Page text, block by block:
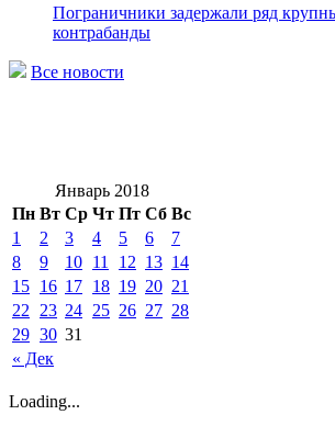
Пограничники задержали ряд
контрабанды
Все новости
Январь 2018
Пн Вт Ср Чт Пт Сб Вс
« Дек
1 2 3 4 5 6
7
8
9 10 11 12 13 14
15 16 17 18 19 20 21
22
23 24 25 26 27 28
29 30 31
Loading...